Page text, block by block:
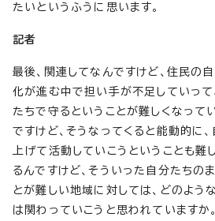
たいというふうに思います。
記者
最後、関連してなんですけど、住民の
化が進む中で担い手が不足していって
たちで守るということが難しくなって
ですけど、そうなってくると能動的に
上げて活動していこうということも難
るんですけど、そういった自分たちの
とが難しい地域に対しては、どのよう
は関わっていこうと思われていますか。